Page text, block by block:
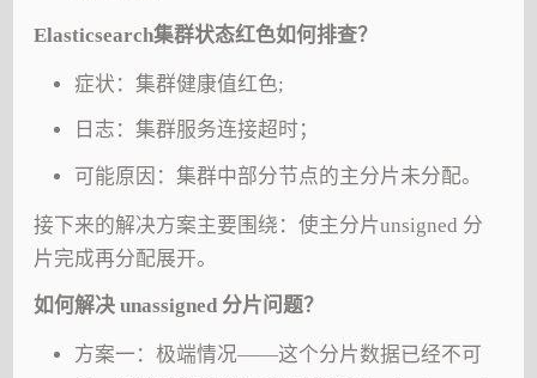
Elasticsearch集群状态红色如何排查？
症状：集群健康值红色;
日志：集群服务连接超时；
可能原因：集群中部分节点的主分片未分配。
接下来的解决方案主要围绕：使主分片unsigned 分
片完成再分配展开。
如何解决 unassigned 分片问题？
方案一：极端情况——这个分片数据已经不可